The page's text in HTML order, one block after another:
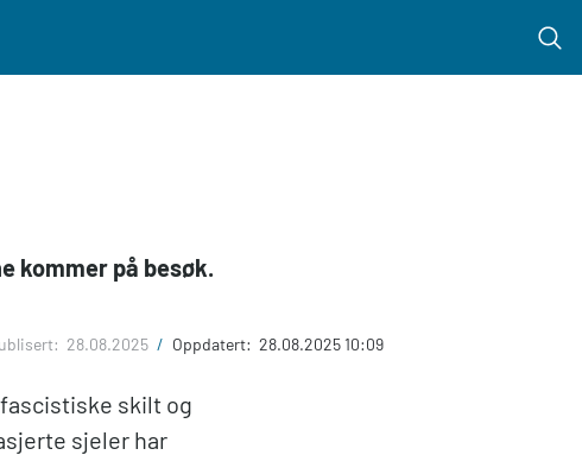
kommer på besøk.
28.08.2025 / Oppdatert: 28.08.2025 10:09
skilt og
sjeler har